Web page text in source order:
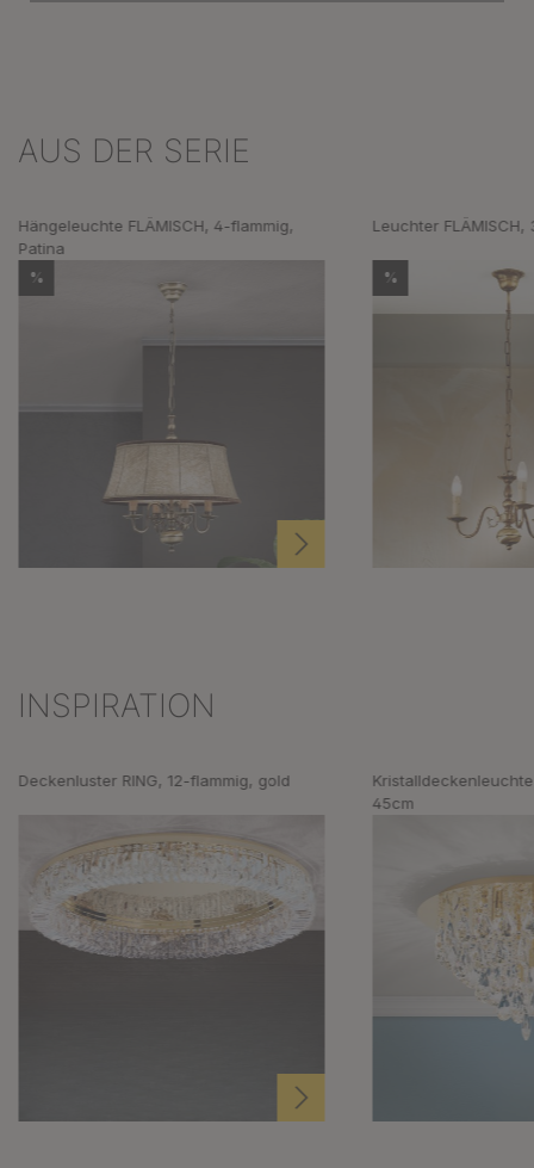
Produktgalerie überspringen
AUS DER SERIE
Hängeleuchte FLÄMISCH, 4-flammig,
Patina
%
Leuchter
%
Produktgalerie überspringen
INSPIRATION
Deckenluster RING, 12-flammig, gold
Kristalldeckenleuchte
45cm